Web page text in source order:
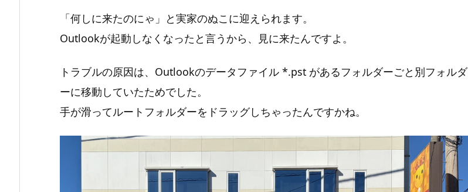
「何しに来たのにゃ」と実家のぬこに迎えられます。
Outlookが起動しなくなったと言うから、見に来たんですよ。
トラブルの原因は、Outlookのデータファイル *.pst があるフォルダーごと別フォルダ
ーに移動していたためでした。
手が滑ってルートフォルダーをドラッグしちゃったんですかね。